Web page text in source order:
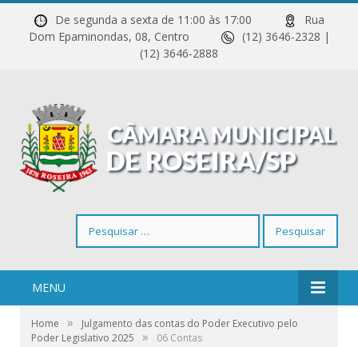
De segunda a sexta de 11:00 às 17:00
Rua
Dom Epaminondas, 08, Centro
(12) 3646-2328 |
(12) 3646-2888
por:
MENU
Home »
Julgamento das contas do Poder Executivo pelo
Poder Legislativo 2025
» 06 Contas